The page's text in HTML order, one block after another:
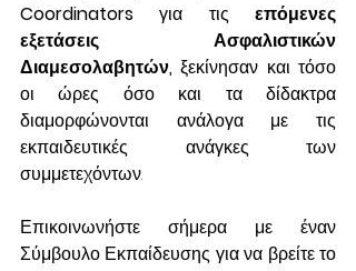
Coordinators για τις επόμενες
εξετάσεις Ασφαλιστικών
Διαμεσολαβητών, ξεκίνησαν και τόσο
οι ώρες όσο και τα δίδακτρα
διαμορφώνονται ανάλογα με τις
εκπαιδευτικές ανάγκες των
συμμετεχόντων.
Επικοινωνήστε σήμερα με έναν
Σύμβουλο Εκπαίδευσης για να βρείτε το